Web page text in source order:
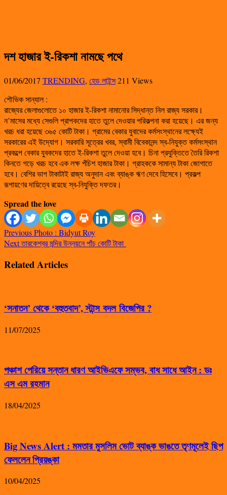
দশ হাজার ই-রিকশা নামছে পথে
01/06/2017 TRENDING, হেড লাইন্স211 Views
শৌভিক সান্যাল :
রাজ্যের জেলাগুলোতে ১০ হাজার ই-রিকশা নামানোর সিদ্ধান্ত নিল রাজ্য সরকার।
ন’মাসের মধ্যে সেগুলি প্রাপকদের হাতে তুলে দেওয়ার পরিকল্পনা করা হয়েছে। এর জন্য
খরচ ধরা হয়েছে ৩৬৫ কোটি টাকা। গ্রামের বেকার যুবাদের কর্মসংস্থানের লক্ষ্যেই
সরকারের এই উদ্যোগ। সরকারি সূত্রের খবর, স্বামী বিবেকানন্দ স্ব-নিযুক্ত কর্মসংস্থান
প্রকল্পে বেকার যুবকদের হাতে ই-রিকশা তুলে দেওয়া হবে। চিনা প্রযুক্তিতে তৈরি রিকশা
কিনতে গড়ে খরচ হবে এক লক্ষ পঁচিশ হাজার টাকা। গ্রাহককে সামান্য টাকা জোগাতে
হবে। বেশির ভাগ টাকাটাই রাজ্য অনুদান এবং ব্যাঙ্ক ঋণ দেবে হিসেবে। প্রকল্প
রূপায়ণের দায়িত্বে রয়েছে স্ব-নিযুক্তি দফতর।
Spread the love
PreviousPhoto : Bidyut Roy
Nextতারকেশ্বর মন্দির উন্নয়নে পাঁচ কোটি টাকা
Related Articles
‘সনাতন’ থেকে ‘বহুতবাদ’, স্টান্স বদল বিজেপির ?
11/07/2025
পঞ্চাশ পেরিয়ে সন্তান ধারণ আইভিএফে সম্ভব, বাধ সাধে আইন : ডঃ
এস এম রহমান
18/04/2025
Big News Alert : মমতার মুসলিম ভোট ব্যাঙ্ক ভাঙতে তৃণমূলেই ছিপ
ফেললেন প্রিয়ঙ্কা
10/04/2025